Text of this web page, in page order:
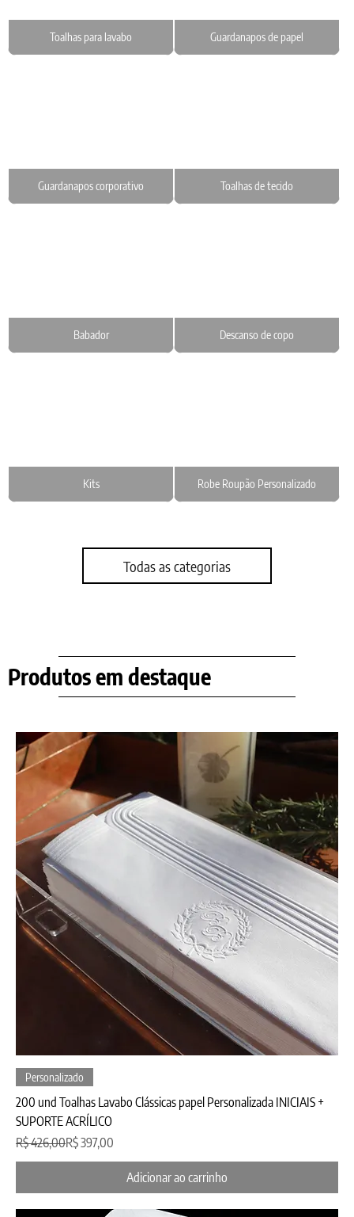
Toalhas para lavabo Guardanapos de papel
Guardanapos corporativo Toalhas de tecido
Babador Descanso de copo
Kits Robe Roupão Personalizado
Todas as categorias
Produtos em destaque
Personalizado
200 und Toalhas Lavabo Clássicas papel Personalizada INICIAIS +
SUPORTE ACRÍLICO
Preço normal
R$ 426,00
Preço promocional
R$ 397,00
Adicionar ao carrinho